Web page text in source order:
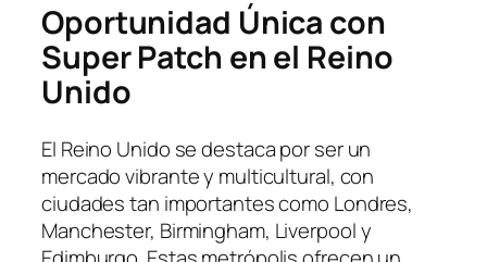
Oportunidad Única con
Super Patch en el Reino
Unido
El Reino Unido se destaca por ser un
mercado vibrante y multicultural, con
ciudades tan importantes como Londres,
Manchester, Birmingham, Liverpool y